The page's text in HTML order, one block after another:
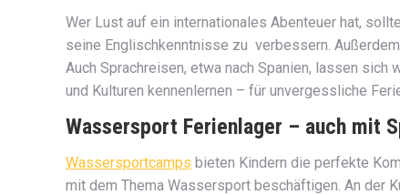
Wer Lust auf ein internationales Abenteuer hat,
seine Englischkenntnisse zu verbessern.
Auch Sprachreisen, etwa nach Spanien, lassen sich
und Kulturen kennenlernen – für unvergessliche
Wassersport Ferienlager – auch mit
Wassersportcamps bieten Kindern die perfekte
mit dem Thema Wassersport beschäftigen. An der